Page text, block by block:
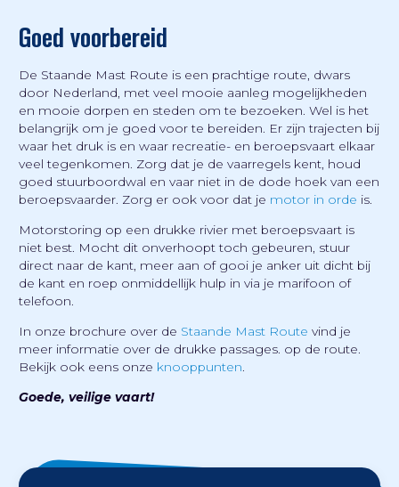
Goed voorbereid
De Staande Mast Route is een prachtige route, dwars
door Nederland, met veel mooie aanleg mogelijkheden
en mooie dorpen en steden om te bezoeken. Wel is het
belangrijk om je goed voor te bereiden. Er zijn trajecten bij
waar het druk is en waar recreatie- en beroepsvaart elkaar
veel tegenkomen. Zorg dat je de vaarregels kent, houd
goed stuurboordwal en vaar niet in de dode hoek van een
beroepsvaarder. Zorg er ook voor dat je motor in orde is.
Motorstoring op een drukke rivier met beroepsvaart is
niet best. Mocht dit onverhoopt toch gebeuren, stuur
direct naar de kant, meer aan of gooi je anker uit dicht bij
de kant en roep onmiddellijk hulp in via je marifoon of
telefoon.
In onze brochure over de Staande Mast Route vind je
meer informatie over de drukke passages. op de route.
Bekijk ook eens onze knooppunten
Goede, veilige vaart!